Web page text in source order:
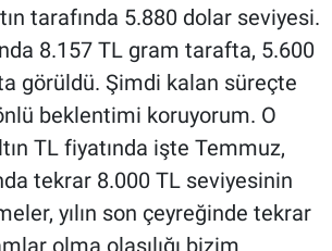
tarafında 5.880 dolar seviyesi.
8.157 TL gram tarafta, 5.600
görüldü. Şimdi kalan süreçte
beklentimi koruyorum. O
TL fiyatında işte Temmuz,
tekrar 8.000 TL seviyesinin
yılın son çeyreğinde tekrar